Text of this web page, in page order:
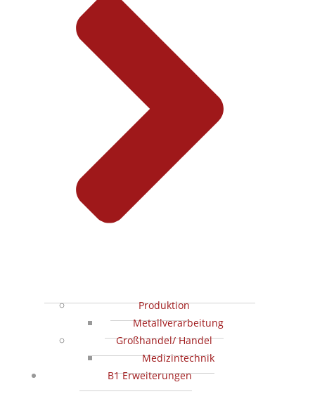
Produktion
Metallverarbeitung
Großhandel/ Handel
Medizintechnik
B1 Erweiterungen